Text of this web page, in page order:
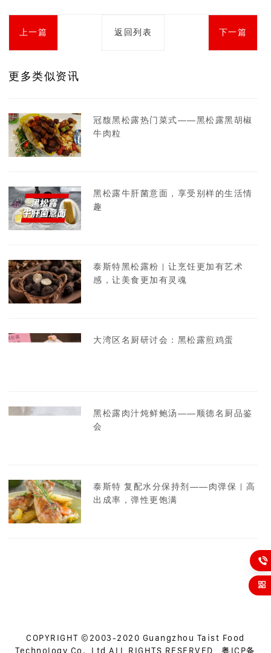
上一篇 返回列表 下一篇
更多类似资讯
冠馥黑松露热门菜式——黑松露黑胡椒
牛肉粒
黑松露牛肝菌意面，享受别样的生活情
趣
泰斯特黑松露粉 | 让烹饪更加有艺术
感，让美食更加有灵魂
大湾区名厨研讨会：黑松露煎鸡蛋
黑松露肉汁炖鲜鲍汤——顺德名厨品鉴
会
泰斯特 复配水分保持剂——肉弹保 | 高
出成率，弹性更饱满

COPYRIGHT ©2003-2020 Guangzhou Taist Food
Technology Co., Ltd ALL RIGHTS RESERVED粤ICP备